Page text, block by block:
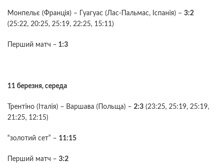
Монпельє (Франція) – Гуагуас (Лас-Пальмас, Іспанія) – 3:2
(25:22, 20:25, 25:19, 22:25, 15:11)
Перший матч – 1:3
11 березня, середа
Трентіно (Італія) – Варшава (Польща) – 2:3 (23:25, 25:19, 25:19,
21:25, 12:15)
“золотий сет” – 11:15
Перший матч – 3:2